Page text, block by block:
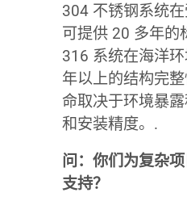
304 不锈钢系统
可提供 20 多年的
316 系统在海洋
年以上的结构完
命取决于环境暴
和安装精度。.
问：你们为复杂
支持？